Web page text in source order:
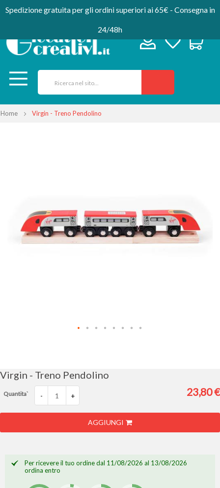
Spedizione gratuita per gli ordini superiori ai 65€ - Consegna in
24/48h
Home Virgin - Treno Pendolino
galleria
di
immagini
Virgin - Treno Pendolino
Quantita` - +
AGGIUNGI
23,80 €
Per ricevere il tuo ordine dal 11/08/2026 al 13/08/2026
ordina entro